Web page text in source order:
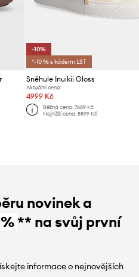
-10%
*-10 % s kódem: LST
Sněhule Inuikii Gloss
Aktuální cena:
4999 Kč
Běžná cena: 7689 Kč
Nejnižší cena: 5599 Kč
novinek a
** na svůj první
informace o nejnovějších